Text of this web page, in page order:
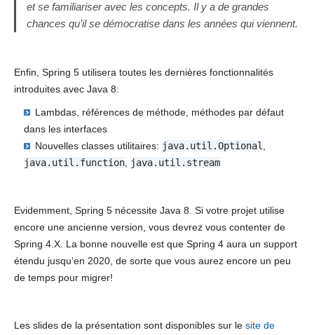
et se familiariser avec les concepts. Il y a de grandes
chances qu’il se démocratise dans les années qui viennent.
Enfin, Spring 5 utilisera toutes les dernières fonctionnalités
introduites avec Java 8:
Lambdas, références de méthode, méthodes par défaut
dans les interfaces
Nouvelles classes utilitaires: java.util.Optional,
java.util.function, java.util.stream
Evidemment, Spring 5 nécessite Java 8. Si votre projet utilise
encore une ancienne version, vous devrez vous contenter de
Spring 4.X. La bonne nouvelle est que Spring 4 aura un support
étendu jusqu’en 2020, de sorte que vous aurez encore un peu
de temps pour migrer!
Les slides de la présentation sont disponibles sur le site de